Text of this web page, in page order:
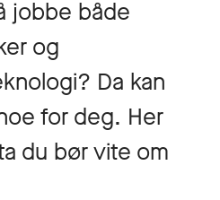
jobbe både
og
Da kan
for deg. Her
du bør vite om